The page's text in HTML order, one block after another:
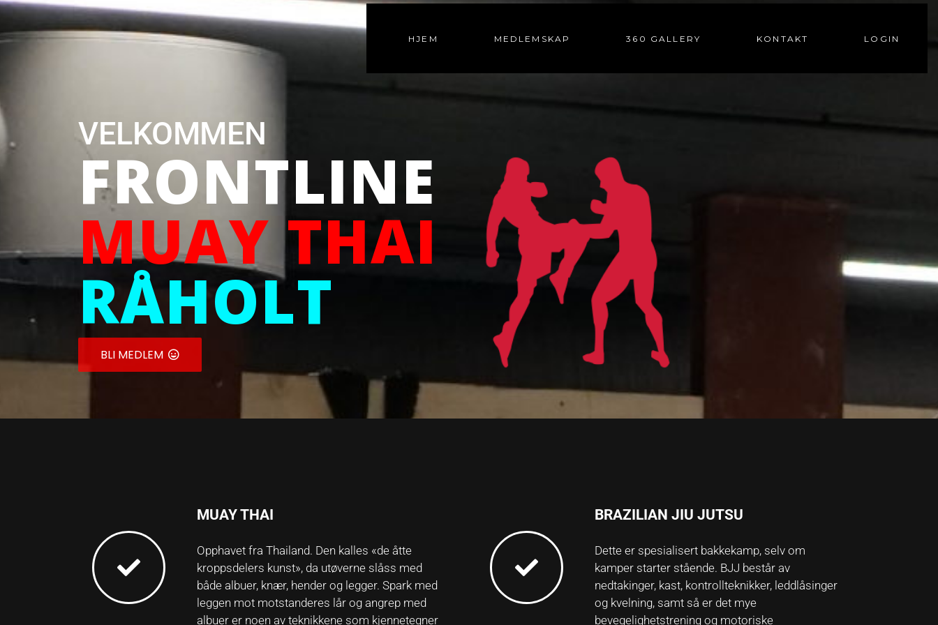
HJEM MEDLEMSKAP 360 GALLERY KONTAKT LOGIN
VELKOMMEN
FRONTLINE
MUAY THAI
RÅHOLT
BLI MEDLEM
MUAY THAI
Opphavet fra Thailand. Den kalles «de åtte
kroppsdelers kunst», da utøverne slåss med
både albuer, knær, hender og legger. Spark med
leggen mot motstanderes lår og angrep med
albuer er noen av teknikkene som kjennetegner
BRAZILIAN JIU JUTSU
Dette er spesialisert bakkekamp, selv om
kamper starter stående. BJJ består av
nedtakinger, kast, kontrollteknikker, leddlåsinger
og kvelning, samt så er det mye
bevegelighetstrening og motoriske